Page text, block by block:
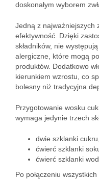
doskonałym wyborem
Jedną z najważniejszych
efektywność. Dzięki
składników, nie
alergiczne, które mogą
produktów. Dodatkowo
kierunkiem wzrostu, co
bolesny niż tradycyjna
Przygotowanie wosku
wymaga jedynie trzech
dwie szklanki cukru,
ćwierć szklanki
ćwierć szklanki
Po połączeniu